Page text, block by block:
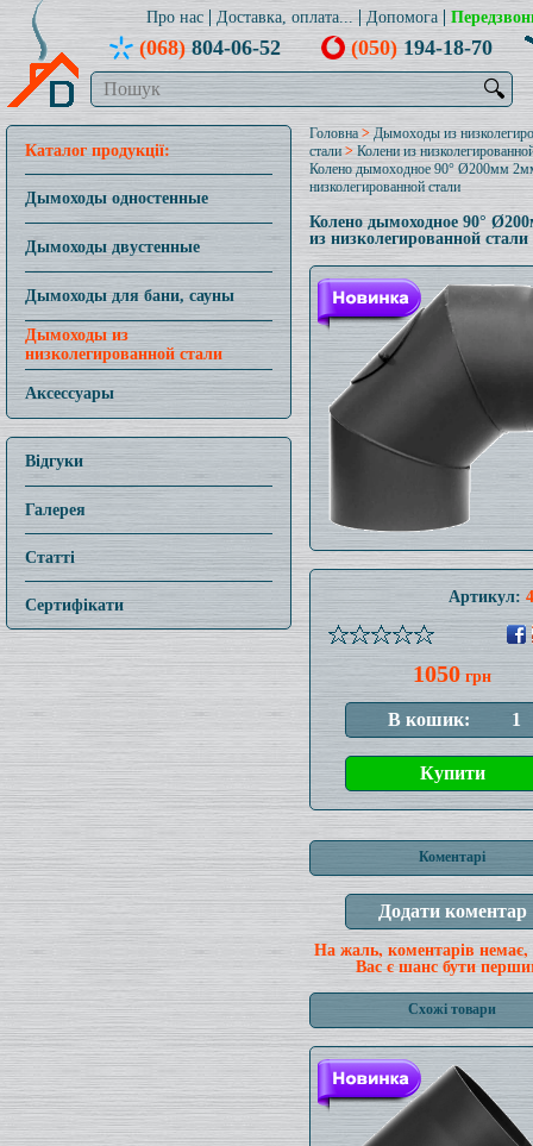
Про нас Доставка, оплата... Допомога
(068)804-06-52 (050)194-18-70
🔍
Каталог продукції:
Дымоходы одностенные
Дымоходы двустенные
Дымоходы для бани, сауны
Дымоходы из
низколегированной стали
Аксессуары
Відгуки
Галерея
Статті
Сертифікати
Головна > Дымоходы из
стали>Колени из
Колено дымоходное 90° Ø200мм
низколегированной стали
Колено дымоходное 90°
из низколегированной стали
Артикул:
1050 грн
Коментарі
На жаль, коментарів немає,
Вас є шанс бути
Схожі товари